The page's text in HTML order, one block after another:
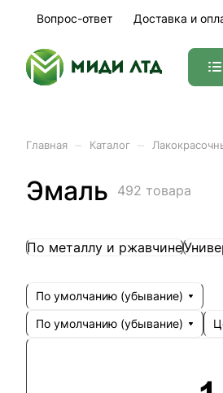
Вопрос-ответ Доставка и
Главная Каталог
Эмаль 492 товара
По металлу и ржавчине
По умолчанию (убывание)
По умолчанию (убывание)